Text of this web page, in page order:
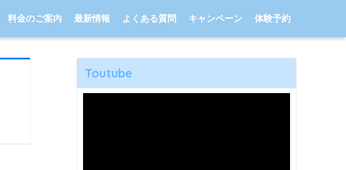
料金のご案内 最新情報 よくある質問 キャンペーン 体験予約
Toutube